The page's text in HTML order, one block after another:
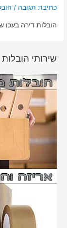
כתיבת תגובה /
הובלות דירה בעכו
שירותי הובלות